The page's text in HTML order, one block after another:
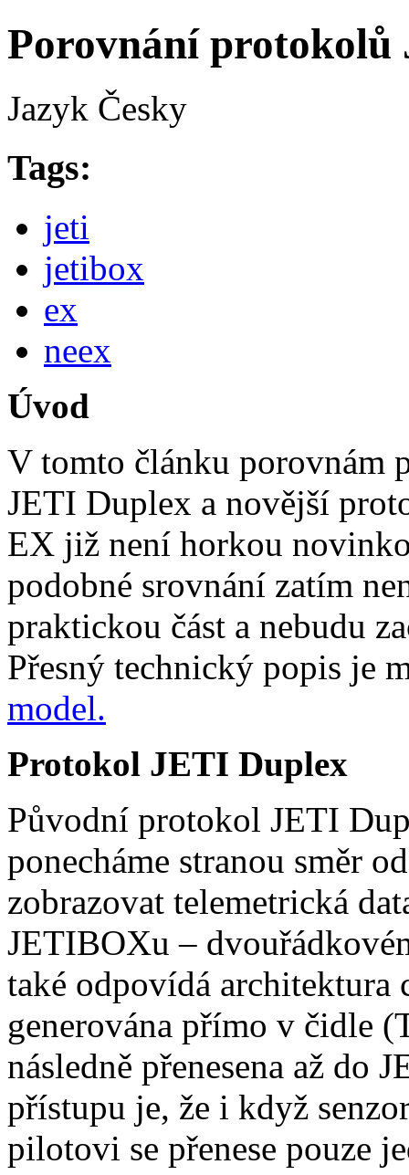
Porovnání protokolů
Jazyk Česky
Tags:
jeti
jetibox
ex
neex
Úvod
V tomto článku porovnám
JETI Duplex a novější
EX již není horkou
podobné srovnání zatím
praktickou část a nebudu
Přesný technický popis je
model.
Protokol JETI Duplex
Původní protokol JETI
ponecháme stranou směr
zobrazovat telemetrická
JETIBOXu –
také odpovídá architektura
generována přímo v čidle
následně přenesena až do
přístupu je, že i když
pilotovi se přenese pouze